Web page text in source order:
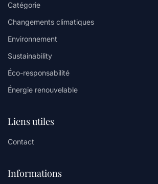
Catégorie
Changements climatiques
Environnement
Sustainability
Éco-responsabilité
Énergie renouvelable
Liens utiles
Contact
Informations